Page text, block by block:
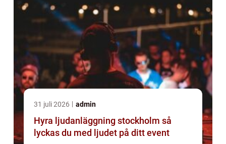
31 juli 2026 admin
Hyra ljudanläggning stockholm så
lyckas du med ljudet på ditt event